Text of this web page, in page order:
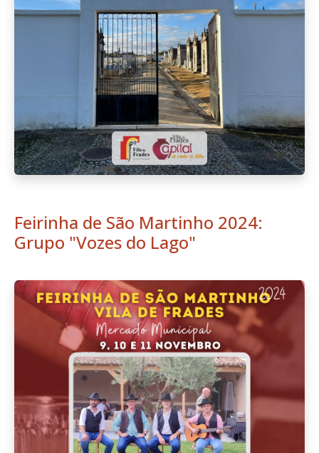
Feirinha de São Martinho 2024:
Grupo "Vozes do Lago"